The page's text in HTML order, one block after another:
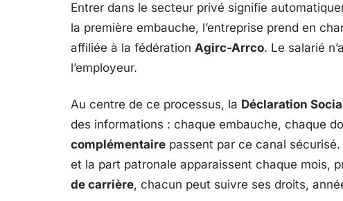
Entrer dans le secteur privé signifie
la première embauche, l’entreprise prend en
affiliée à la fédération Agirc-Arrco. Le salarié
l’employeur.
Au centre de ce processus, la Déclaration
des informations : chaque embauche, chaque
complémentaire passent par ce canal
et la part patronale apparaissent chaque mois,
de carrière, chacun peut suivre ses droits,